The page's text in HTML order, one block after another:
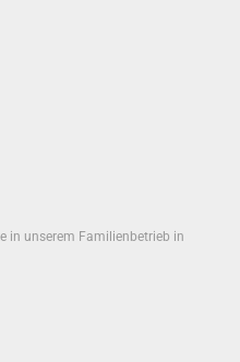
in unserem Familienbetrieb in